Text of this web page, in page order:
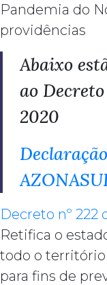
Pandemia do
providências
Abaixo
ao Decreto
2020
Declaração
Decreto nº 222
Retifica o
todo o
para fins de